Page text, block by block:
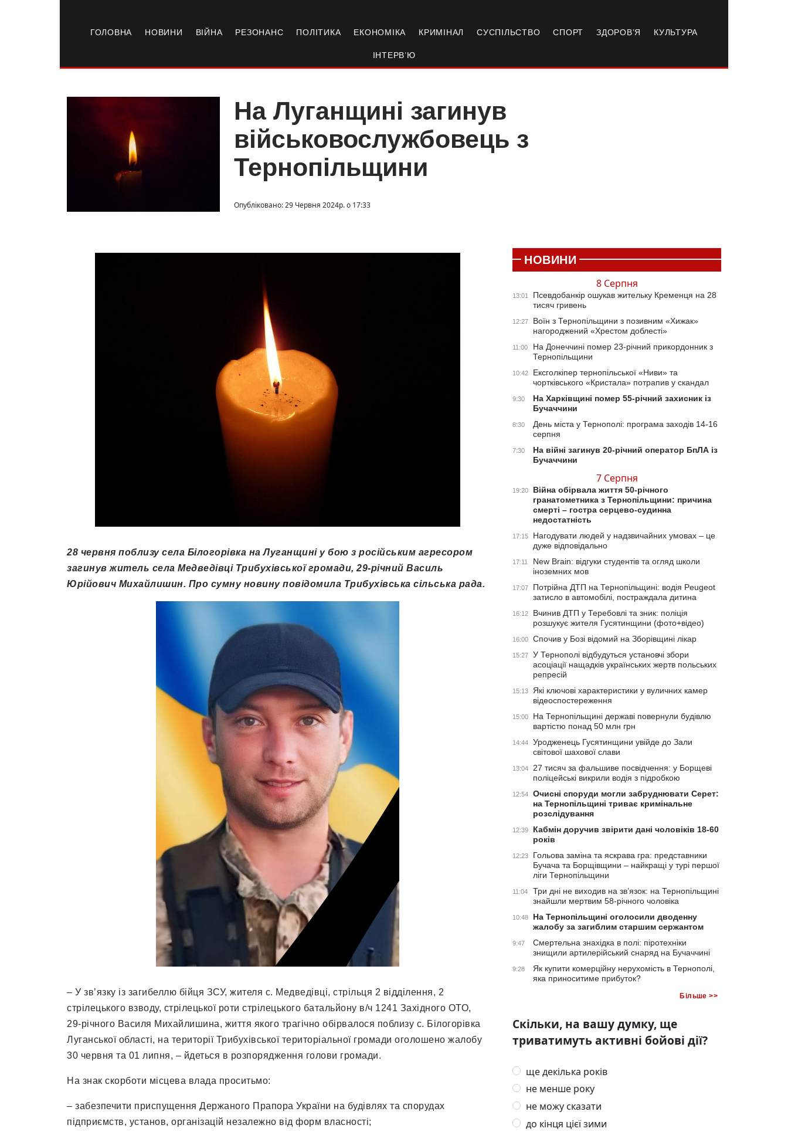
ГОЛОВНА НОВИНИ ВІЙНА РЕЗОНАНС ПОЛІТИКА ЕКОНОМІКА КРИМІНАЛ СУСПІЛЬСТВО СПОРТ ЗДОРОВ’Я КУЛЬТУРА
ІНТЕРВ’Ю
На Луганщині загинув
військовослужбовець з
Тернопільщини
Опубліковано: 29 Червня 2024р. о 17:33
28 червня поблизу села Білогорівка на Луганщині у бою з російським агресором
загинув житель села Медведівці Трибухівської громади, 29-річний Василь
Юрійович Михайлишин. Про сумну новину повідомила Трибухівська сільська рада.
– У зв’язку із загибеллю бійця ЗСУ, жителя с. Медведівці, стрільця 2 відділення, 2
стрілецького взводу, стрілецької роти стрілецького батальйону в/ч 1241 Західного ОТО,
29-річного Василя Михайлишина, життя якого трагічно обірвалося поблизу с. Білогорівка
Луганської області, на території Трибухівської територіальної громади оголошено жалобу
30 червня та 01 липня, – йдеться в розпорядження голови громади.
На знак скорботи місцева влада проситьмо:
– забезпечити приспущення Держаного Прапора України на будівлях та спорудах
підприємств, установ, організацій незалежно від форм власності;
НОВИНИ
8 Серпня
13:01
Псевдобанкір ошукав жительку Кременця на 28
тисяч гривень
12:27
Воїн з Тернопільщини з позивним «Хижак»
нагороджений «Хрестом доблесті»
11:00
На Донеччині помер 23-річний прикордонник з
Тернопільщини
10:42
Ексголкіпер тернопільської «Ниви» та
чортківського «Кристала» потрапив у скандал
9:30
На Харківщині помер 55-річний захисник із
Бучаччини
8:30
День міста у Тернополі: програма заходів 14-16
серпня
7:30
На війні загинув 20-річний оператор БпЛА із
Бучаччини
7 Серпня
19:20
Війна обірвала життя 50-річного
гранатометника з Тернопільщини: причина
смерті – гостра серцево-судинна
недостатність
17:15
Нагодувати людей у надзвичайних умовах – це
дуже відповідально
17:11
New Brain: відгуки студентів та огляд школи
іноземних мов
17:07
Потрійна ДТП на Тернопільщині: водія Peugeot
затисло в автомобілі, постраждала дитина
16:12
Вчинив ДТП у Теребовлі та зник: поліція
розшукує жителя Гусятинщини (фото+відео)
16:00 Спочив у Бозі відомий на Зборівщині лікар
15:27
У Тернополі відбудуться установчі збори
асоціації нащадків українських жертв польських
репресій
15:13
Які ключові характеристики у вуличних камер
відеоспостереження
15:00
На Тернопільщині державі повернули будівлю
вартістю понад 50 млн грн
14:44
Уродженець Гусятинщини увійде до Зали
світової шахової слави
13:04
27 тисяч за фальшиве посвідчення: у Борщеві
поліцейські викрили водія з підробкою
12:54
Очисні споруди могли забруднювати Серет:
на Тернопільщині триває кримінальне
розслідування
12:39
Кабмін доручив звірити дані чоловіків 18-60
років
12:23
Гольова заміна та яскрава гра: представники
Бучача та Борщівщини – найкращі у турі першої
ліги Тернопільщини
11:04
Три дні не виходив на зв’язок: на Тернопільщині
знайшли мертвим 58-річного чоловіка
10:48
На Тернопільщині оголосили дводенну
жалобу за загиблим старшим сержантом
9:47
Смертельна знахідка в полі: піротехніки
знищили артилерійський снаряд на Бучаччині
9:28
Як купити комерційну нерухомість в Тернополі,
яка приноситиме прибуток?
Більше >>
Скільки, на вашу думку, ще
триватимуть активні бойові дії?
ще декілька років
не менше року
не можу сказати
до кінця цієї зими